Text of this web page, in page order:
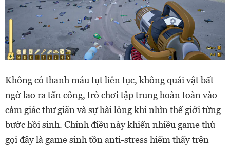
Không có thanh máu tụt liên tục, không quái vật bất
ngờ lao ra tấn công, trò chơi tập trung hoàn toàn vào
cảm giác thư giãn và sự hài lòng khi nhìn thế giới từng
bước hồi sinh. Chính điều này khiến nhiều game thủ
gọi đây là game sinh tồn anti-stress hiếm thấy trên